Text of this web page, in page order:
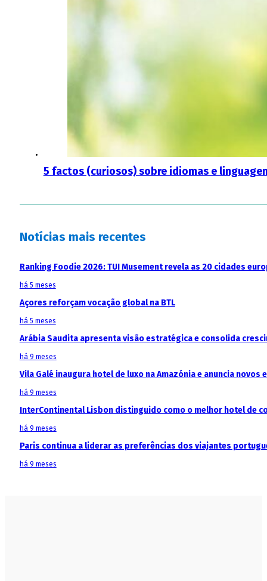
5 factos (curiosos) sobre idiomas e
Notícias mais recentes
Ranking Foodie 2026: TUI Musement revela as 20 cidades
há 5 meses
Açores reforçam vocação global na BTL
há 5 meses
Arábia Saudita apresenta visão estratégica e consolida
há 9 meses
Vila Galé inaugura hotel de luxo na Amazónia e anuncia
há 9 meses
InterContinental Lisbon distinguido como o melhor hotel de
há 9 meses
Paris continua a liderar as preferências dos viajantes
há 9 meses